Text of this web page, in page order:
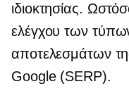
ιδιοκτησίας.
ελέγχου των
αποτελεσμάτων
Google (SERP).